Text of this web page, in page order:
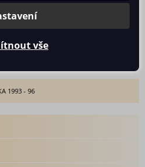
O MNĚ
1993 - 96
1993 - 96
vše